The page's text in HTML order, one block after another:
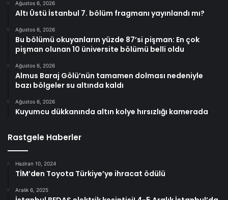
Ağustos 6, 2026
Altı Üstü İstanbul 7. bölüm fragmanı yayınlandı mı?
Ağustos 6, 2026
Bu bölümü okuyanların yüzde 87’si pişman: En çok
pişman olunan 10 üniversite bölümü belli oldu
Ağustos 6, 2026
Almus Baraj Gölü’nün tamamen dolması nedeniyle
bazı bölgeler su altında kaldı
Ağustos 6, 2026
Kuyumcu dükkanında altın kolye hırsızlığı kamerada
Rastgele Haberler
Haziran 10, 2024
TİM’den Toyota Türkiye’ye ihracat ödülü
Aralık 6, 2025